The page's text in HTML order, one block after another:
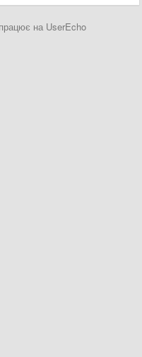
працює на UserEcho